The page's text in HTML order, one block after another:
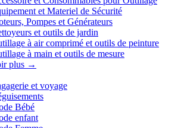
et Materiel de Sécurité
Pompes et Générateurs
et outils de jardin
à air comprimé et outils de peinture
à main et outils de mesure
plus →
et voyage
Bébé
enfant